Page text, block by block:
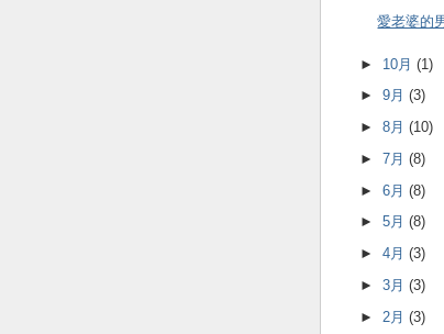
愛老婆的
► 10月 (1)
► 9月 (3)
► 8月 (10)
► 7月 (8)
► 6月 (8)
► 5月 (8)
► 4月 (3)
► 3月 (3)
► 2月 (3)